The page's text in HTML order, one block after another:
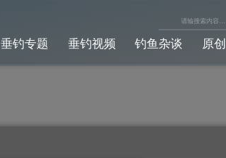
垂钓专题 垂钓视频 钓鱼杂谈 原创